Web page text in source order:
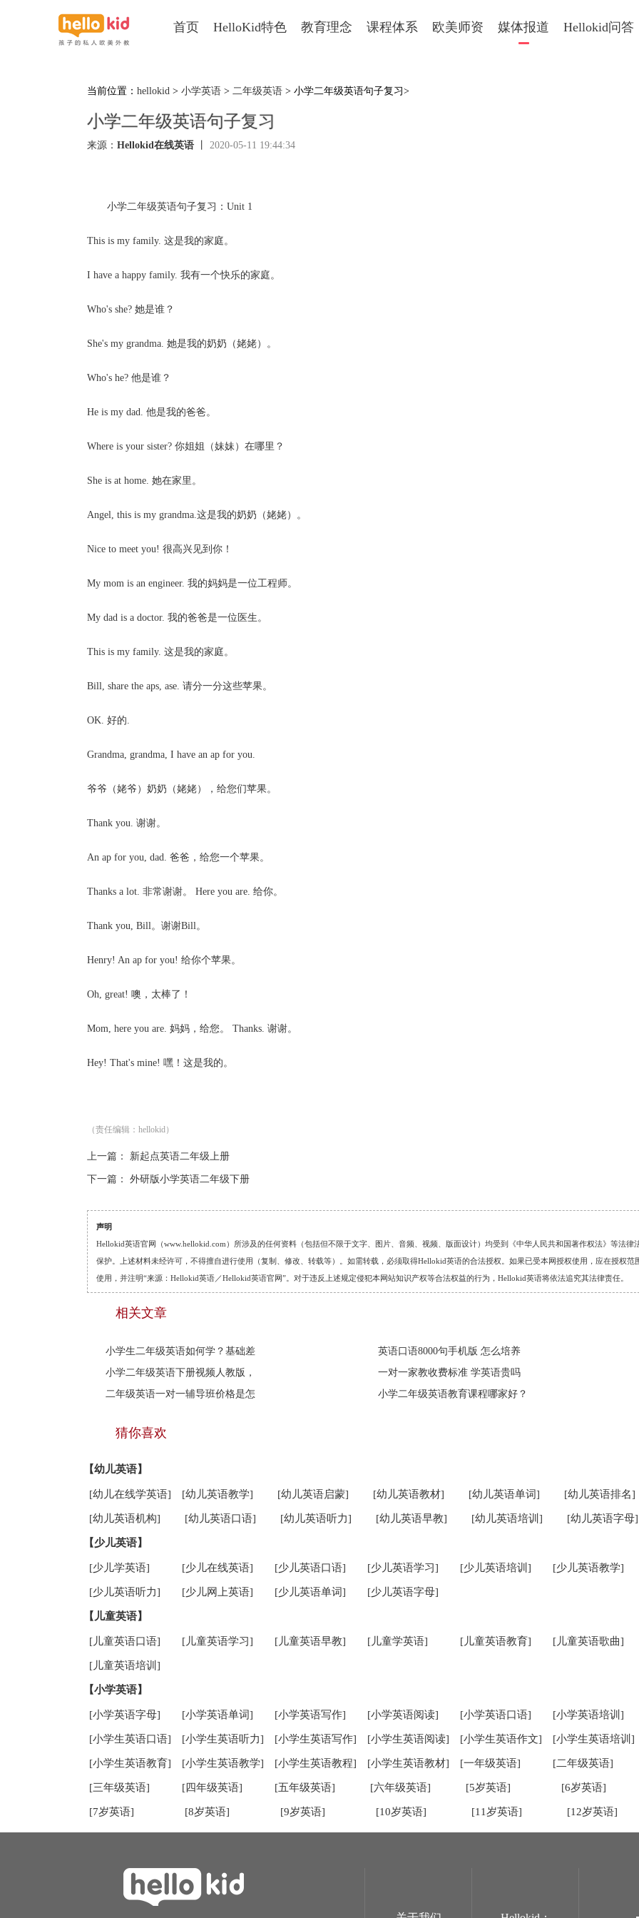
首页 HelloKid特色 教育理念 课程体系 欧美师资 媒体报道 Hellokid问答
当前位置： hellokid > 小学英语 > 二年级英语 > 小学二年级英语句子复习>
小学二年级英语句子复习
来源： Hellokid在线英语 2020-05-11 19:44:34
小学二年级英语句子复习：Unit 1
This is my family. 这是我的家庭。
I have a happy family. 我有一个快乐的家庭。
Who's she? 她是谁？
She's my grandma. 她是我的奶奶（姥姥）。
Who's he? 他是谁？
He is my dad. 他是我的爸爸。
Where is your sister? 你姐姐（妹妹）在哪里？
She is at home. 她在家里。
Angel, this is my grandma.这是我的奶奶（姥姥）。
Nice to meet you! 很高兴见到你！
My mom is an engineer. 我的妈妈是一位工程师。
My dad is a doctor. 我的爸爸是一位医生。
This is my family. 这是我的家庭。
Bill, share the aps, ase. 请分一分这些苹果。
OK. 好的.
Grandma, grandma, I have an ap for you.
爷爷（姥爷）奶奶（姥姥），给您们苹果。
Thank you. 谢谢。
An ap for you, dad. 爸爸，给您一个苹果。
Thanks a lot. 非常谢谢。 Here you are. 给你。
Thank you, Bill。谢谢Bill。
Henry! An ap for you! 给你个苹果。
Oh, great! 噢，太棒了！
Mom, here you are. 妈妈，给您。 Thanks. 谢谢。
Hey! That's mine! 嘿！这是我的。
（责任编辑：hellokid）
上一篇： 新起点英语二年级上册
下一篇： 外研版小学英语二年级下册
声明
Hellokid英语官网（www.hellokid.com）所涉及的任何资料（包括但不限于文字、图片、音频、视频、版面设计）均受到《中华人民共和国著作权法》等法律
保护。上述材料未经许可，不得擅自进行使用（复制、修改、转载等）。如需转载，必须取得Hellokid英语的合法授权。如果已受本网授权使用，应在授权范
使用，并注明“来源：Hellokid英语／Hellokid英语官网”。对于违反上述规定侵犯本网站知识产权等合法权益的行为，Hellokid英语将依法追究其法律责任。
相关文章
小学生二年级英语如何学？基础差
英语口语8000句手机版 怎么培养
小学二年级英语下册视频人教版，
一对一家教收费标准 学英语贵吗
二年级英语一对一辅导班价格是怎
小学二年级英语教育课程哪家好？
猜你喜欢
【幼儿英语】
[幼儿在线学英语] [幼儿英语教学] [幼儿英语启蒙] [幼儿英语教材] [幼儿英语单词] [幼儿英语排名]
[幼儿英语机构] [幼儿英语口语] [幼儿英语听力] [幼儿英语早教] [幼儿英语培训] [幼儿英语字母]
【少儿英语】
[少儿学英语] [少儿在线英语] [少儿英语口语] [少儿英语学习] [少儿英语培训] [少儿英语教学]
[少儿英语听力] [少儿网上英语] [少儿英语单词] [少儿英语字母]
【儿童英语】
[儿童英语口语] [儿童英语学习] [儿童英语早教] [儿童学英语] [儿童英语教育] [儿童英语歌曲]
[儿童英语培训]
【小学英语】
[小学英语字母] [小学英语单词] [小学英语写作] [小学英语阅读] [小学英语口语] [小学英语培训]
[小学生英语口语] [小学生英语听力] [小学生英语写作] [小学生英语阅读] [小学生英语作文] [小学生英语培训]
[小学生英语教育] [小学生英语教学] [小学生英语教程] [小学生英语教材] [一年级英语] [二年级英语]
[三年级英语] [四年级英语] [五年级英语] [六年级英语] [5岁英语] [6岁英语]
[7岁英语] [8岁英语] [9岁英语] [10岁英语] [11岁英语] [12岁英语]